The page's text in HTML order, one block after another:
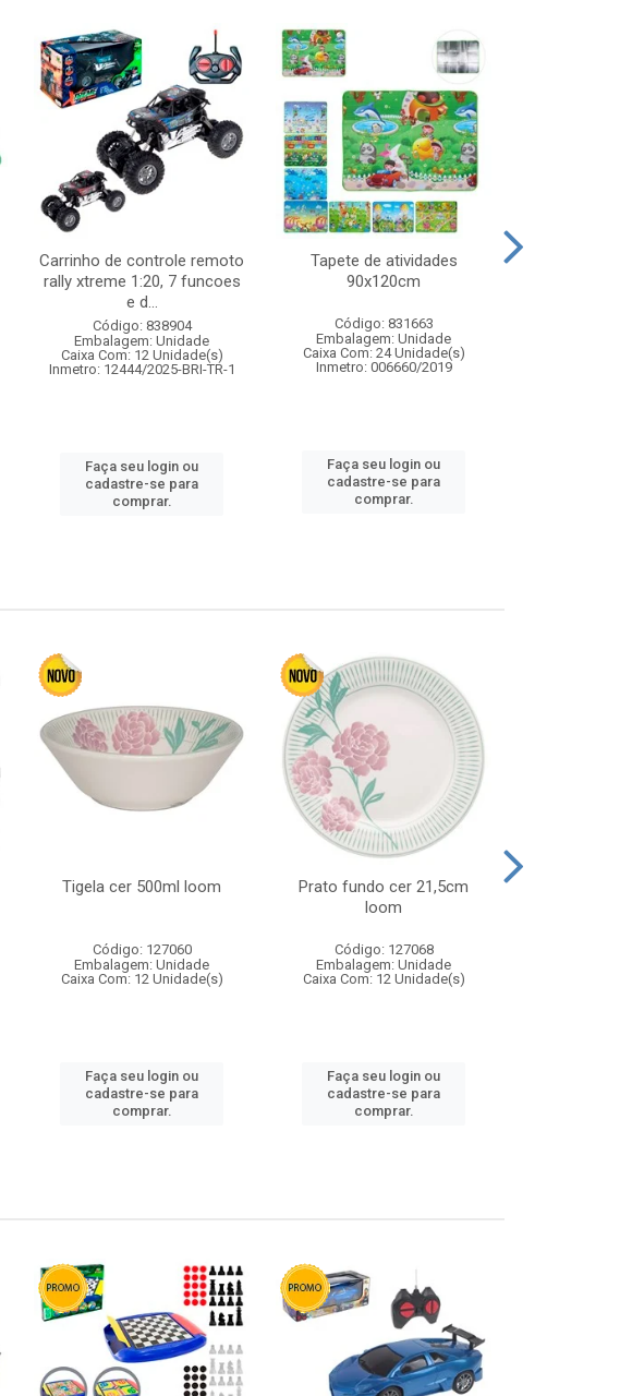
Carrinho de controle remoto
rally xtreme 1:20, 7 funcoes
e d...
Código: 838904
Embalagem: Unidade
Caixa Com: 12 Unidade(s)
Inmetro: 12444/2025-BRI-TR-1
Faça seu login ou
cadastre-se para
comprar.
Tapete de atividades
90x120cm
Código: 831663
Embalagem: Unidade
Caixa Com: 24 Unidade(s)
Inmetro: 006660/2019
Faça seu login ou
cadastre-se para
comprar.
Tigela cer 500ml loom
Código: 127060
Embalagem: Unidade
Caixa Com: 12 Unidade(s)
Faça seu login ou
cadastre-se para
comprar.
Prato fundo cer 21,5cm
loom
Código: 127068
Embalagem: Unidade
Caixa Com: 12 Unidade(s)
Faça seu login ou
cadastre-se para
comprar.